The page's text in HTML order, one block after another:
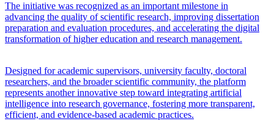
The initiative was recognized as an important milestone in
advancing the quality of scientific research, improving dissertation
preparation and evaluation procedures, and accelerating the digital
transformation of higher education and research management.
Designed for academic supervisors, university faculty, doctoral
researchers, and the broader scientific community, the platform
represents another innovative step toward integrating artificial
intelligence into research governance, fostering more transparent,
efficient, and evidence-based academic practices.